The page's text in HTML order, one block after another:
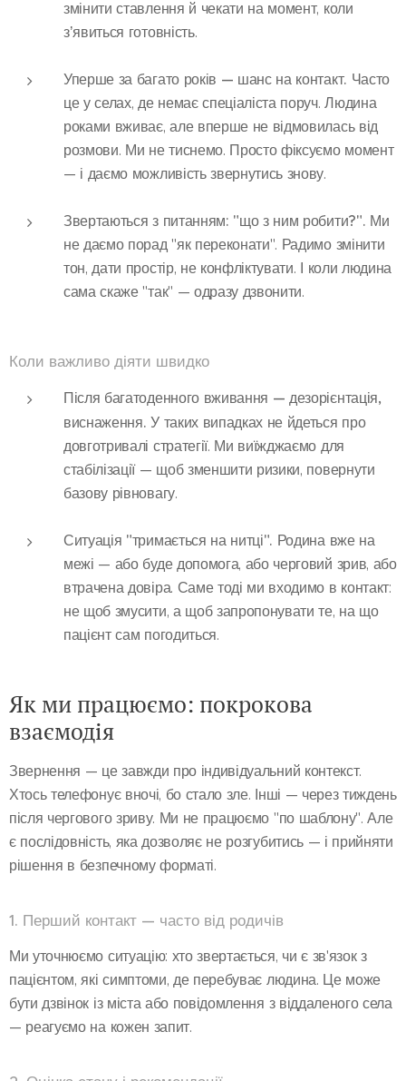
змінити ставлення й чекати на момент, коли
зʼявиться готовність.
Уперше за багато років — шанс на контакт. Часто
це у селах, де немає спеціаліста поруч. Людина
роками вживає, але вперше не відмовилась від
розмови. Ми не тиснемо. Просто фіксуємо момент
— і даємо можливість звернутись знову.
Звертаються з питанням: "що з ним робити?". Ми
не даємо порад "як переконати". Радимо змінити
тон, дати простір, не конфліктувати. І коли людина
сама скаже "так" — одразу дзвонити.
Коли важливо діяти швидко
Після багатоденного вживання — дезорієнтація,
виснаження. У таких випадках не йдеться про
довготривалі стратегії. Ми виїжджаємо для
стабілізації — щоб зменшити ризики, повернути
базову рівновагу.
Ситуація "тримається на нитці". Родина вже на
межі — або буде допомога, або черговий зрив, або
втрачена довіра. Саме тоді ми входимо в контакт:
не щоб змусити, а щоб запропонувати те, на що
пацієнт сам погодиться.
Як ми працюємо: покрокова
взаємодія
Звернення — це завжди про індивідуальний контекст.
Хтось телефонує вночі, бо стало зле. Інші — через тиждень
після чергового зриву. Ми не працюємо "по шаблону". Але
є послідовність, яка дозволяє не розгубитись — і прийняти
рішення в безпечному форматі.
1. Перший контакт — часто від родичів
Ми уточнюємо ситуацію: хто звертається, чи є зв'язок з
пацієнтом, які симптоми, де перебуває людина. Це може
бути дзвінок із міста або повідомлення з віддаленого села
— реагуємо на кожен запит.